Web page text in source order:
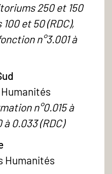
250 et 150
100 et 50 (RDC),
n°3.001 à
n°0.015 à
0.033 (RDC)
Humanités